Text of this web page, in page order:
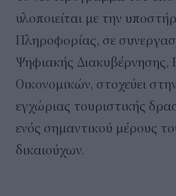
υλοποιείται με την
Πληροφορίας, σε
Ψηφιακής Διακυβέρνησης,
Οικονομικών, στοχεύει
εγχώριας τουριστικής
ενός σημαντικού μέρους
δικαιούχων.